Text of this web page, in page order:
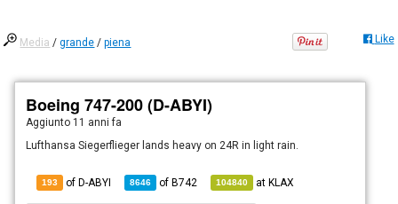
Media /grande /piena Like
Boeing 747-200 (D-ABYI)
Aggiunto 11 anni fa
Lufthansa Siegerflieger lands heavy on 24R in light rain.
193 of D-ABYI 8646 ofB742 104840 atKLAX